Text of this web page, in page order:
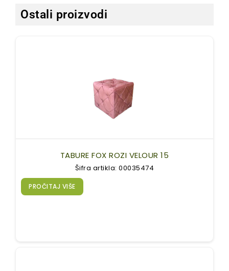
Ostali proizvodi
TABURE FOX ROZI VELOUR 15
Šifra artikla: 00035474
PROČITAJ VIŠE